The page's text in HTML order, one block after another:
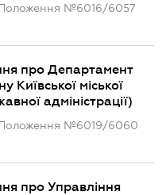
Положення №6016/6057
про Департамент
Київської міської
адміністрації)
Положення №6019/6060
про Управління